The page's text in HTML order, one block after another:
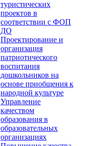
туристических
проектов в
соответствии с ФОП
ДО
Проектирование и
организация
патриотического
воспитания
дошкольников на
основе приобщения к
народной культуре
Управление
качеством
образования в
образовательных
организациях